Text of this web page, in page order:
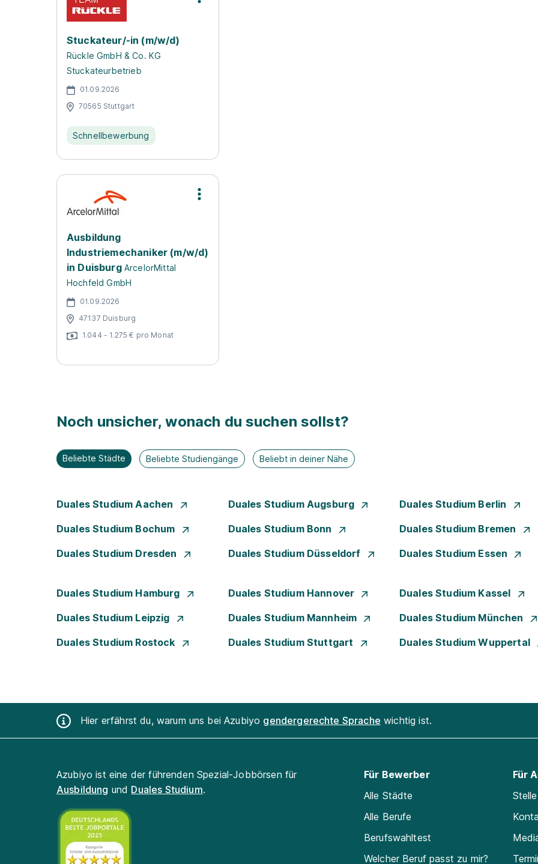
Stuckateur/-in (m/w/d)
Rückle GmbH & Co. KG
Stuckateurbetrieb
01.09.2026
70565 Stuttgart
Schnellbewerbung
Ausbildung
Industriemechaniker (m/w/d)
in Duisburg ArcelorMittal
Hochfeld GmbH
01.09.2026
47137 Duisburg
1.044 - 1.275 € pro Monat
Noch unsicher, wonach du suchen sollst?
Beliebte Städte Beliebte Studiengänge Beliebt in deiner Nähe
Duales Studium Aachen Duales Studium Augsburg Duales Studium Berlin
Duales Studium Bochum Duales Studium Bonn Duales Studium Bremen
Duales Studium Dresden Duales Studium Düsseldorf Duales Studium Essen
Duales Studium Hamburg Duales Studium Hannover Duales Studium Kassel
Duales Studium Leipzig Duales Studium Mannheim Duales Studium München
Duales Studium Rostock Duales Studium Stuttgart Duales Studium Wuppertal
Hier erfährst du, warum uns bei Azubiyo gendergerechte Sprache wichtig ist.
Azubiyo ist eine der führenden Spezial-Jobbörsen für
Ausbildung und Duales Studium.
Für Bewerber
Alle Städte
Alle Berufe
Berufswahltest
Welcher Beruf passt zu mir?
Für